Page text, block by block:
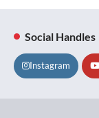
Social Handles
Instagram